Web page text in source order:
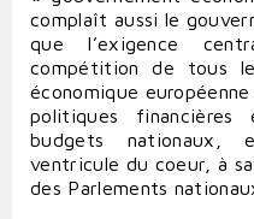
complaît aussi le
que l’exigence
compétition de tous
économique
politiques financières
budgets nationaux,
ventricule du coeur, à
des Parlements